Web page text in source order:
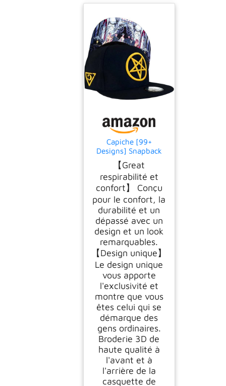
Capiche [99+
Designs] Snapback
Noir et doré, Cursed
Royals, vêtements de
Travail Hommes,
Logo Pentagramme
Casquette Baseball
avec Portrait Famille
Royale, Roi Reine,
Style Horreur
【Great
respirabilité et
confort】 Conçu
pour le confort, la
durabilité et un
dépassé avec un
design et un look
remarquables.
【Design unique】
Le design unique
vous apporte
l'exclusivité et
montre que vous
êtes celui qui se
démarque des
gens ordinaires.
Broderie 3D de
haute qualité à
l'avant et à
l'arrière de la
casquette de